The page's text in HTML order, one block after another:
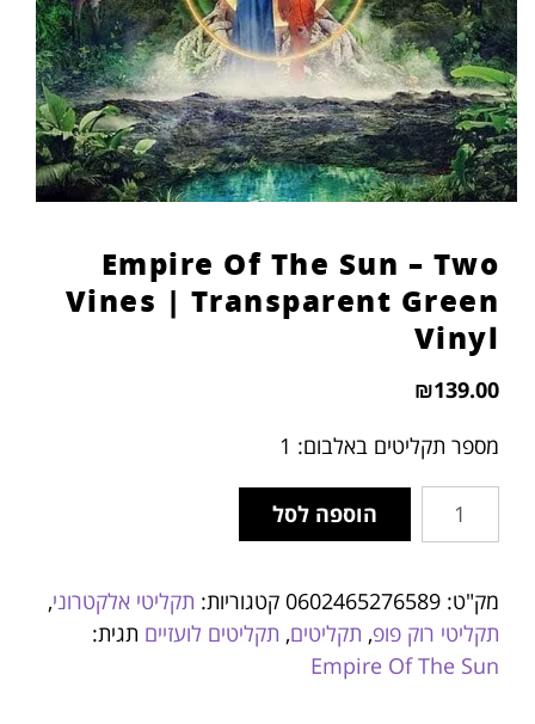
Empire Of The Sun – Two
Vines | Transparent Green
Vinyl
₪139.00
מספר תקליטים באלבום: 1
הוספה לסל
מק"ט: 0602465276589 קטגוריות: תקליטי אלקטרוני,
תקליטי רוק פופ, תקליטים, תקליטים לועזיים תגית:
Empire Of The Sun